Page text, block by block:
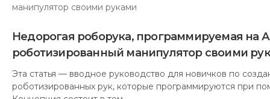
Недорогая роборука, программируемая на
роботизированный манипулятор своими
Эта статья — вводное руководство для новичков по
роботизированных рук, которые программируются при